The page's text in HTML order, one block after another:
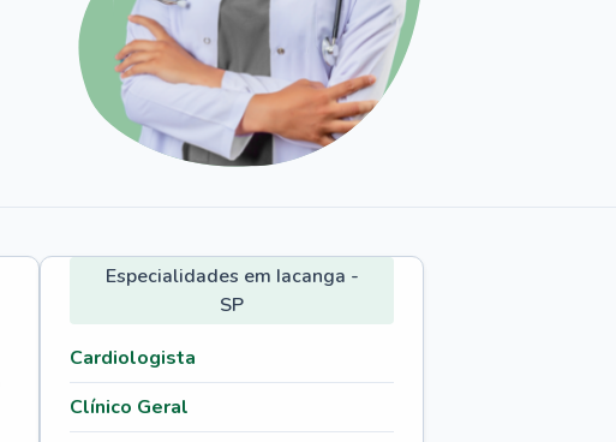
Especialidades em Iacanga -
SP
Cardiologista
Clínico Geral